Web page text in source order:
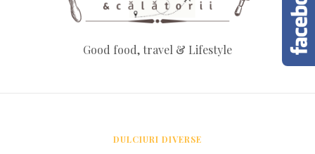
Good food, travel & Lifestyle
DULCIURI DIVERSE